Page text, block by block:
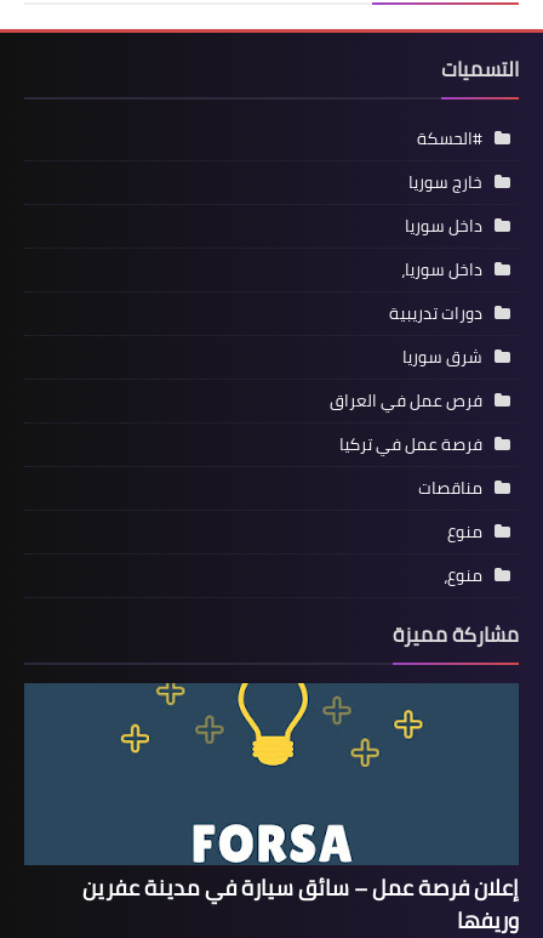
التسميات
#الحسكة
خارج سوريا
داخل سوريا
داخل سوريا،
دورات تدريبية
شرق سوريا
فرص عمل في العراق
فرصة عمل في تركيا
مناقصات
منوع
منوع،
مشاركة مميزة
إعلان فرصة عمل – سائق سيارة في مدينة عفرين
وريفها